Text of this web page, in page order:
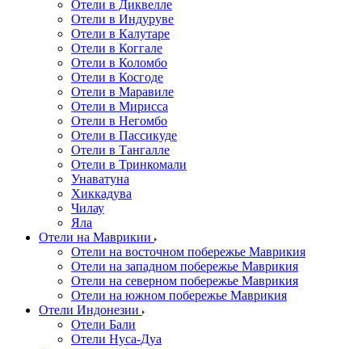
Отели в Диквелле
Отели в Индуруве
Отели в Калутаре
Отели в Коггале
Отели в Коломбо
Отели в Косгоде
Отели в Маравиле
Отели в Мирисса
Отели в Негомбо
Отели в Пассикуде
Отели в Тангалле
Отели в Тринкомали
Унаватуна
Хиккадува
Чилау
Яла
Отели на Маврикии
Отели на восточном побережье Маврикия
Отели на западном побережье Маврикия
Отели на северном побережье Маврикия
Отели на южном побережье Маврикия
Отели Индонезии
Отели Бали
Отели Нуса-Дуа